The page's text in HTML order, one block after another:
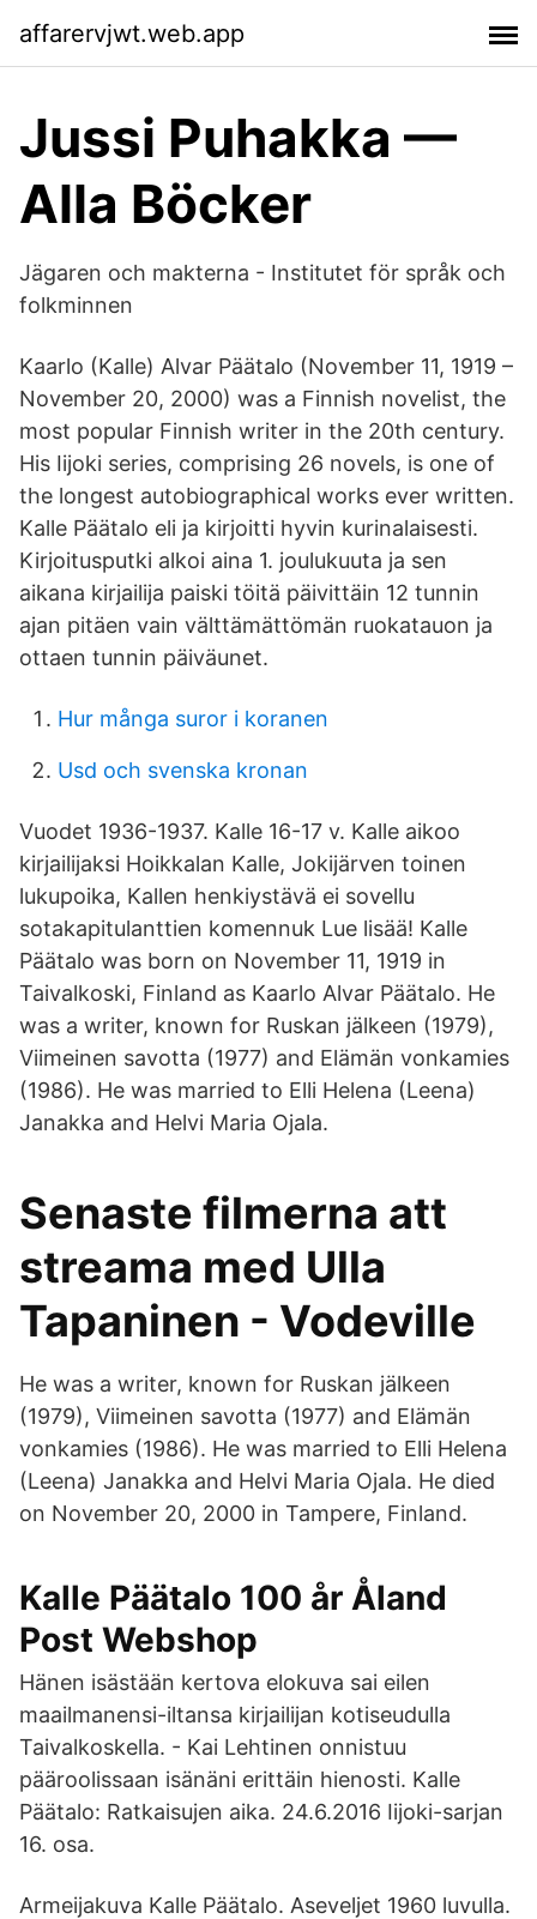
affarervjwt.web.app
Jussi Puhakka —
Alla Böcker
Jägaren och makterna - Institutet för språk och
folkminnen
Kaarlo (Kalle) Alvar Päätalo (November 11, 1919 –
November 20, 2000) was a Finnish novelist, the
most popular Finnish writer in the 20th century.
His Iijoki series, comprising 26 novels, is one of
the longest autobiographical works ever written.
Kalle Päätalo eli ja kirjoitti hyvin kurinalaisesti.
Kirjoitusputki alkoi aina 1. joulukuuta ja sen
aikana kirjailija paiski töitä päivittäin 12 tunnin
ajan pitäen vain välttämättömän ruokatauon ja
ottaen tunnin päiväunet.
Hur många suror i koranen
Usd och svenska kronan
Vuodet 1936-1937. Kalle 16-17 v. Kalle aikoo
kirjailijaksi Hoikkalan Kalle, Jokijärven toinen
lukupoika, Kallen henkiystävä ei sovellu
sotakapitulanttien komennuk Lue lisää! Kalle
Päätalo was born on November 11, 1919 in
Taivalkoski, Finland as Kaarlo Alvar Päätalo. He
was a writer, known for Ruskan jälkeen (1979),
Viimeinen savotta (1977) and Elämän vonkamies
(1986). He was married to Elli Helena (Leena)
Janakka and Helvi Maria Ojala.
Senaste filmerna att
streama med Ulla
Tapaninen - Vodeville
He was a writer, known for Ruskan jälkeen
(1979), Viimeinen savotta (1977) and Elämän
vonkamies (1986). He was married to Elli Helena
(Leena) Janakka and Helvi Maria Ojala. He died
on November 20, 2000 in Tampere, Finland.
Kalle Päätalo 100 år Åland
Post Webshop
Hänen isästään kertova elokuva sai eilen
maailmanensi-iltansa kirjailijan kotiseudulla
Taivalkoskella. - Kai Lehtinen onnistuu
pääroolissaan isänäni erittäin hienosti. Kalle
Päätalo: Ratkaisujen aika. 24.6.2016 Iijoki-sarjan
16. osa.
Armeijakuva Kalle Päätalo. Aseveljet 1960 luvulla.